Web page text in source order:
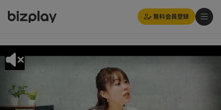
無料会員登録